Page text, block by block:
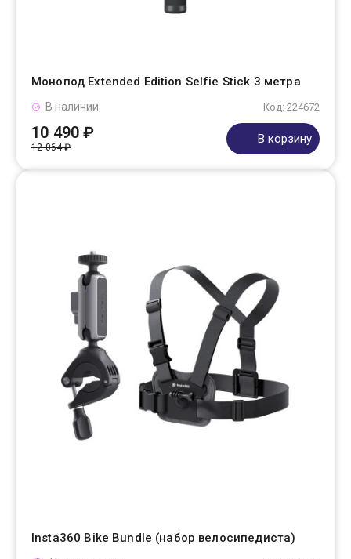
Монопод Extended Edition Selfie Stick 3 метра
Код: 224672
В наличии
10 490 ₽
12 064 ₽
В корзину
Insta360 Bike Bundle (набор велосипедиста)